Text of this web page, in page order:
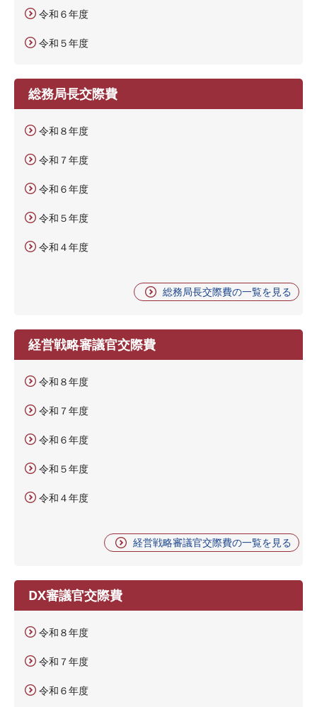
令和６年度
令和５年度
総務局長交際費
令和８年度
令和７年度
令和６年度
令和５年度
令和４年度
総務局長交際費の一覧を見る
経営戦略審議官交際費
令和８年度
令和７年度
令和６年度
令和５年度
令和４年度
経営戦略審議官交際費の一覧を見る
DX審議官交際費
令和８年度
令和７年度
令和６年度